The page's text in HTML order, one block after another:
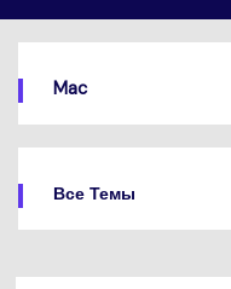
Mac
Все Темы